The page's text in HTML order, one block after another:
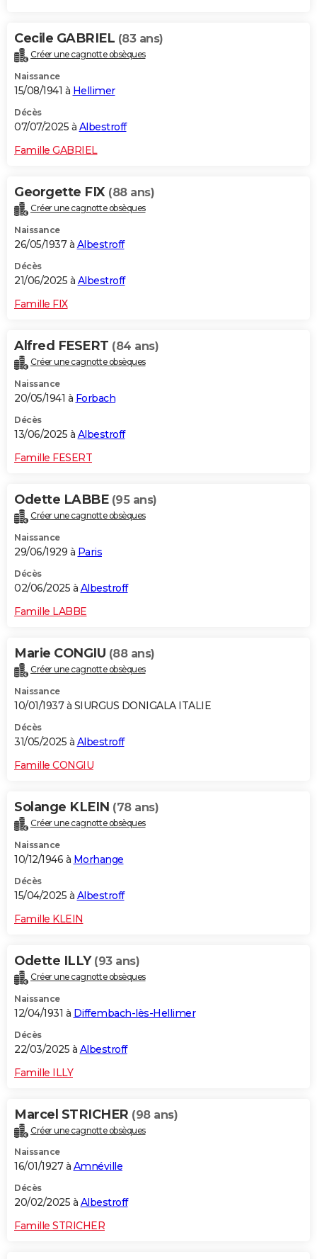
Cecile GABRIEL (83 ans)
Créer une cagnotte obsèques
Naissance
15/08/1941 à Hellimer
Décès
07/07/2025 à Albestroff
Famille GABRIEL
Georgette FIX (88 ans)
Créer une cagnotte obsèques
Naissance
26/05/1937 à Albestroff
Décès
21/06/2025 à Albestroff
Famille FIX
Alfred FESERT (84 ans)
Créer une cagnotte obsèques
Naissance
20/05/1941 à Forbach
Décès
13/06/2025 à Albestroff
Famille FESERT
Odette LABBE (95 ans)
Créer une cagnotte obsèques
Naissance
29/06/1929 à Paris
Décès
02/06/2025 à Albestroff
Famille LABBE
Marie CONGIU (88 ans)
Créer une cagnotte obsèques
Naissance
10/01/1937 à SIURGUS DONIGALA ITALIE
Décès
31/05/2025 à Albestroff
Famille CONGIU
Solange KLEIN (78 ans)
Créer une cagnotte obsèques
Naissance
10/12/1946 à Morhange
Décès
15/04/2025 à Albestroff
Famille KLEIN
Odette ILLY (93 ans)
Créer une cagnotte obsèques
Naissance
12/04/1931 à Diffembach-lès-Hellimer
Décès
22/03/2025 à Albestroff
Famille ILLY
Marcel STRICHER (98 ans)
Créer une cagnotte obsèques
Naissance
16/01/1927 à Amnéville
Décès
20/02/2025 à Albestroff
Famille STRICHER